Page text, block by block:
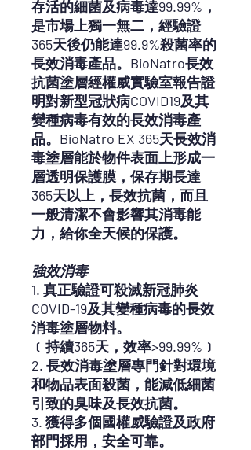
存活的細菌及病毒達99.99%，
是市場上獨一無二，經驗證
365天後仍能達99.9%殺菌率的
長效消毒產品。BioNatro長效
抗菌塗層經權威實驗室報告證
明對新型冠狀病COVID19及其
變種病毒有效的長效消毒產
品。BioNatro EX 365天長效消
毒塗層能於物件表面上形成一
層透明保護膜，保存期長達
365天以上，長效抗菌，而且
一般清潔不會影響其消毒能
力，給你全天候的保護。
強效消毒
1. 真正驗證可殺滅新冠肺炎
COVID-19及其變種病毒的長效
消毒塗層物料。
﹝持續365天，效率>99.99%﹞
2. 長效消毒塗層專門針對環境
和物品表面殺菌，能減低細菌
引致的臭味及長效抗菌。
3. 獲得多個國權威驗證及政府
部門採用，安全可靠。